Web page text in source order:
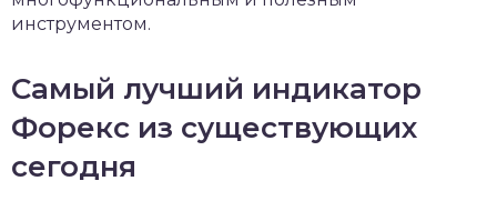
инструментом.
Самый лучший индикатор
Форекс из существующих
сегодня